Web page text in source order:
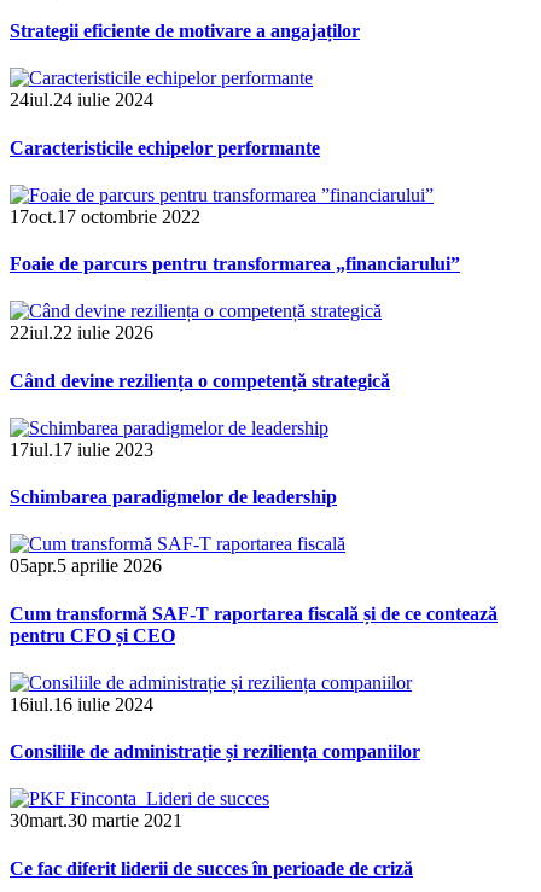
Strategii eficiente de motivare a angajaților
24iul.24 iulie 2024
Caracteristicile echipelor performante
17oct.17 octombrie 2022
Foaie de parcurs pentru transformarea „financiarului”
22iul.22 iulie 2026
Când devine reziliența o competență strategică
17iul.17 iulie 2023
Schimbarea paradigmelor de leadership
05apr.5 aprilie 2026
Cum transformă SAF-T raportarea fiscală și de ce contează
pentru CFO și CEO
16iul.16 iulie 2024
Consiliile de administrație și reziliența companiilor
30mart.30 martie 2021
Ce fac diferit liderii de succes în perioade de criză